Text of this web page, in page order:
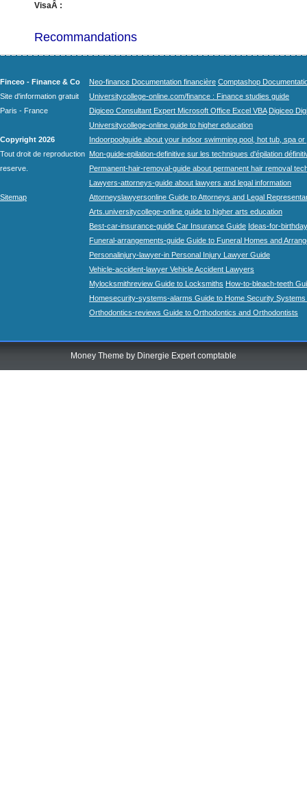
VisaÂ :
Recommandations
Finceo - Finance & Co
Site d'information gratuit
Paris - France
Copyright 2026
Tout droit de reproduction
reserve.
Sitemap
Neo-finance Documentation financière Comptashop
Universitycollege-online.com/finance : Finance studies guide
Digiceo Consultant Expert Microsoft Office Excel VBA Digiceo
Universitycollege-online guide to higher education
Indoorpoolguide about your indoor swimming pool, hot tub, spa
Mon-guide-epilation-definitive sur les techniques d'épilation
Permanent-hair-removal-guide about permanent hair removal
Lawyers-attorneys-guide about lawyers and legal information
Attorneyslawyersonline Guide to Attorneys and Legal
Arts.universitycollege-online guide to higher arts education
Best-car-insurance-guide Car Insurance Guide Ideas-for-
Funeral-arrangements-guide Guide to Funeral Homes and
Personalinjury-lawyer-in Personal Injury Lawyer Guide
Vehicle-accident-lawyer Vehicle Accident Lawyers
Mylocksmithreview Guide to Locksmiths How-to-bleach-teeth
Homesecurity-systems-alarms Guide to Home Security Systems
Orthodontics-reviews Guide to Orthodontics and Orthodontists
Money Theme by Dinergie Expert comptable